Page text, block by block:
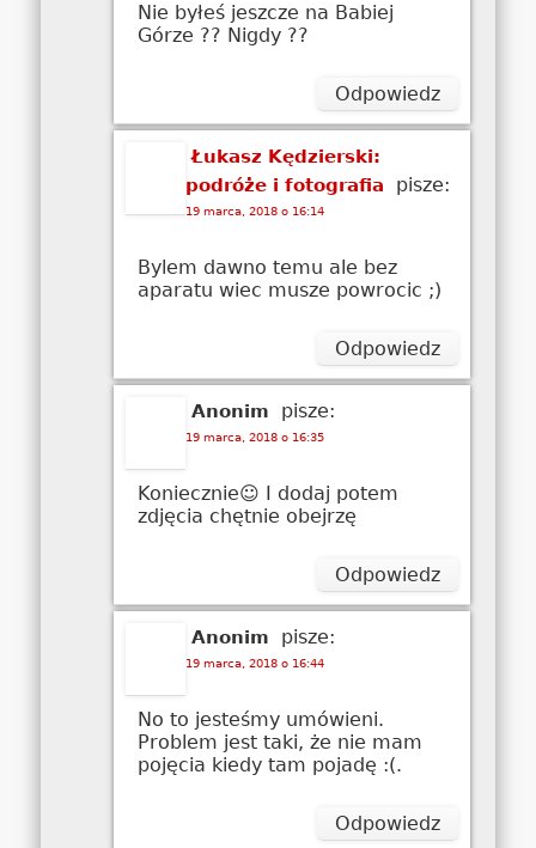
Nie byłeś jeszcze na Babiej
Górze ?? Nigdy ??
Odpowiedz
Łukasz Kędzierski:
podróże i fotografia
pisze:
19 marca, 2018 o 16:14
Bylem dawno temu ale bez
aparatu wiec musze powrocic ;)
Odpowiedz
Anonim pisze:
19 marca, 2018 o 16:35
Koniecznie☺ I dodaj potem
zdjęcia chętnie obejrzę
Odpowiedz
Anonim pisze:
19 marca, 2018 o 16:44
No to jesteśmy umówieni.
Problem jest taki, że nie mam
pojęcia kiedy tam pojadę :(.
Odpowiedz